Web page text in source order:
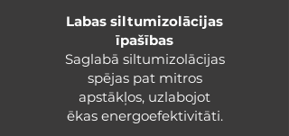
Labas siltumizolācijas
īpašības​
Saglabā siltumizolācijas
spējas pat mitros
apstākļos, uzlabojot
ēkas energoefektivitāti.